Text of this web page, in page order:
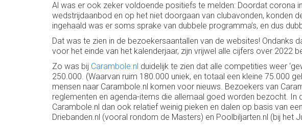
Al was er ook zeker voldoende positiefs te melden: Doordat corona
wedstrijdaanbod en op het niet doorgaan van clubavonden, konden
ingehaald was er soms sprake van dubbele programma’s, en dus
Dat was te zien in de bezoekersaantallen van de websites!
voor het einde van het kalenderjaar, zijn vrijwel alle cijfers over 2022
Zo was bij Carambole.nl duidelijk te zien dat alle competities weer
250.000. (Waarvan ruim 180.000 uniek, en totaal een kleine 75.000
mensen naar Carambole.nl komen voor nieuws. Bezoekers van
reglementen en agenda-items die allemaal goed worden bezocht. In
Carambole.nl dan ook relatief weinig pieken en dalen op basis van
Driebanden.nl (vooral rondom de Masters) en Poolbiljarten.nl (bij het